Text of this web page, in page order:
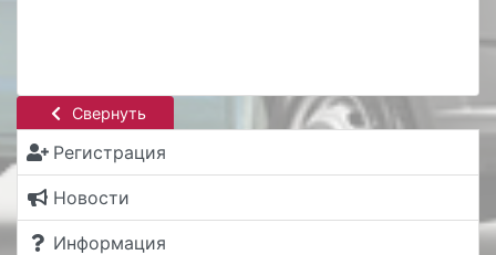
Свернуть
Регистрация
Новости
Информация